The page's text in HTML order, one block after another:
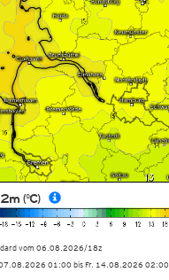
vom 06.08.2026/18z
(°C)
07.08.2026 01:00 bis Fr. 14.08.2026 02:00